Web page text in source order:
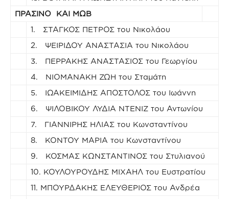
ΠΡΑΣΙΝΟ ΚΑΙ ΜΩΒ
1. ΣΤΑΓΚΟΣ ΠΕΤΡΟΣ του Νικολάου
2. ΨΕΙΡΙΔΟΥ ΑΝΑΣΤΑΣΙΑ του Νικολάου
3. ΠΕΡΡΑΚΗΣ ΑΝΑΣΤΑΣΙΟΣ του Γεωργίου
4. ΝΙΟΜΑΝΑΚΗ ΖΩΗ του Σταμάτη
5. ΙΩΑΚΕΙΜΙΔΗΣ ΑΠΟΣΤΟΛΟΣ του Ιωάννη
6. ΨΙΛΟΒΙΚΟΥ ΛΥΔΙΑ ΝΤΕΝΙΖ του Αντωνίου
7. ΓΙΑΝΝΙΡΗΣ ΗΛΙΑΣ του Κωνσταντίνου
8. ΚΟΝΤΟΥ ΜΑΡΙΑ του Κωνσταντίνου
9. ΚΟΣΜΑΣ ΚΩΝΣΤΑΝΤΙΝΟΣ του Στυλιανού
10. ΚΟΥΛΟΥΡΟΥΔΗΣ ΜΙΧΑΗΛ του Ευστρατίου
11. ΜΠΟΥΡΔΑΚΗΣ ΕΛΕΥΘΕΡΙΟΣ του Ανδρέα